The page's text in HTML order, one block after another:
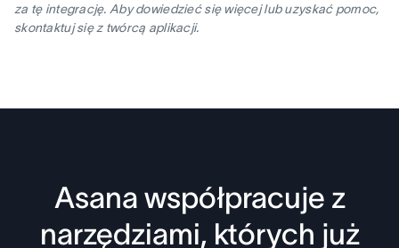
za tę integrację. Aby dowiedzieć się więcej lub uzyskać pomoc,
skontaktuj się z twórcą aplikacji.
Asana współpracuje z
narzędziami, których już